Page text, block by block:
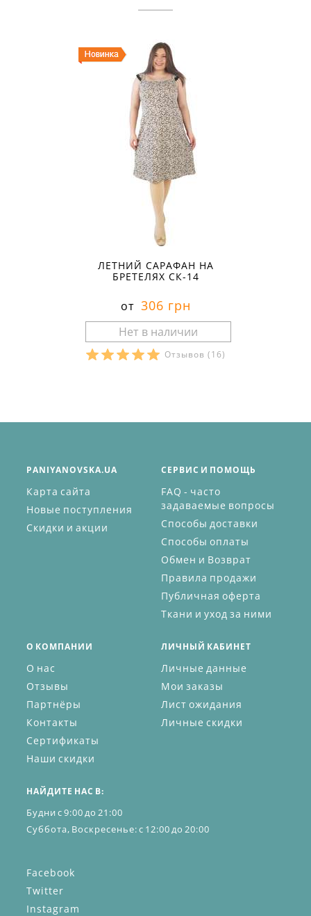
ЛЕТНИЙ САРАФАН НА
БРЕТЕЛЯХ СК-14
от 306 грн
Отзывов (16)
PANIYANOVSKA.UA
Карта сайта
Новые поступления
Скидки и акции
СЕРВИС И ПОМОЩЬ
FAQ - часто
задаваемые вопросы
Способы доставки
Способы оплаты
Обмен и Возврат
Правила продажи
Публичная оферта
Ткани и уход за ними
О КОМПАНИИ
О нас
Отзывы
Партнёры
Контакты
Сертификаты
Наши скидки
ЛИЧНЫЙ КАБИНЕТ
Личные данные
Мои заказы
Лист ожидания
Личные скидки
НАЙДИТЕ НАС В:
Будни с 9:00 до 21:00
Суббота, Воскресенье: с 12:00 до 20:00
Facebook
Twitter
Instagram